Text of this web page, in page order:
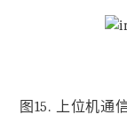
图15. 上位机通